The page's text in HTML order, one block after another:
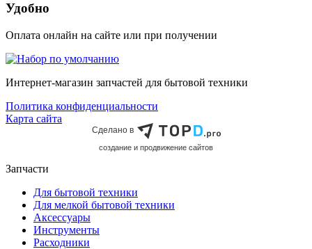
Удобно
Оплата онлайн на сайте или при получении
Интернет-магазин запчастей для бытовой техники
Политика конфиденциальности
Карта сайта
Сделано в
cоздание и продвижение сайтов
Запчасти
Для бытовой техники
Для мелкой бытовой техники
Аксессуары
Инструменты
Расходники